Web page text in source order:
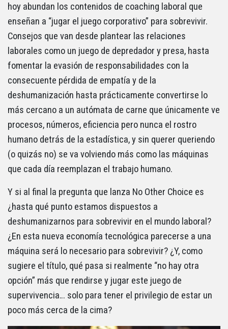
hoy abundan los contenidos de coaching laboral que
enseñan a “jugar el juego corporativo” para sobrevivir.
Consejos que van desde plantear las relaciones
laborales como un juego de depredador y presa, hasta
fomentar la evasión de responsabilidades con la
consecuente pérdida de empatía y de la
deshumanización hasta prácticamente convertirse lo
más cercano a un autómata de carne que únicamente ve
procesos, números, eficiencia pero nunca el rostro
humano detrás de la estadística, y sin querer queriendo
(o quizás no) se va volviendo más como las máquinas
que cada día reemplazan el trabajo humano.
Y si al final la pregunta que lanza No Other Choice es
¿hasta qué punto estamos dispuestos a
deshumanizarnos para sobrevivir en el mundo laboral?
¿En esta nueva economía tecnológica parecerse a una
máquina será lo necesario para sobrevivir? ¿Y, como
sugiere el título, qué pasa si realmente “no hay otra
opción” más que rendirse y jugar este juego de
supervivencia… solo para tener el privilegio de estar un
poco más cerca de la cima?